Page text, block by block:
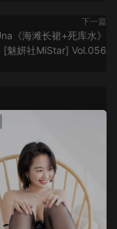
下一篇
《海滩长裙+死库水》
[魅妍社MiStar] Vol.056